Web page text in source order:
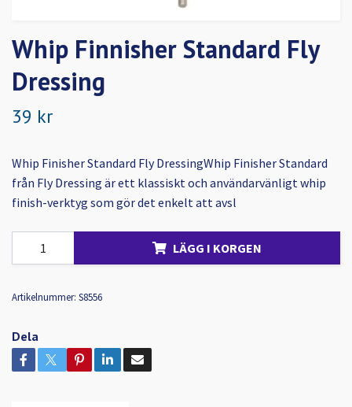
Whip Finnisher Standard Fly
Dressing
39 kr
Whip Finisher Standard Fly DressingWhip Finisher Standard
från Fly Dressing är ett klassiskt och användarvänligt whip
finish-verktyg som gör det enkelt att avsl
LÄGG I KORGEN
Artikelnummer: S8556
Dela